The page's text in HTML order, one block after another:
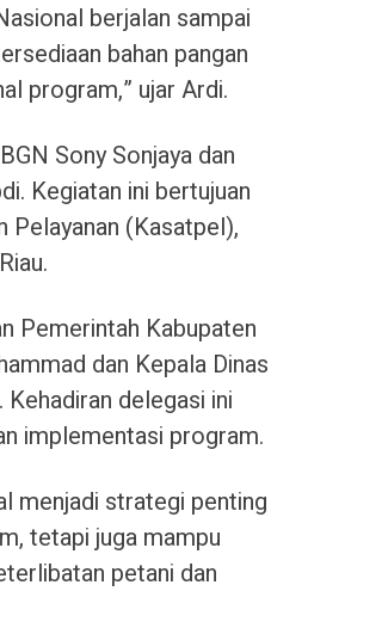
berjalan sampai
bahan pangan
program,” ujar Ardi.
Sony Sonjaya dan
Kegiatan ini bertujuan
Pelayanan (Kasatpel),
Pemerintah Kabupaten
dan Kepala Dinas
delegasi ini
implementasi program.
menjadi strategi penting
tetapi juga mampu
petani dan